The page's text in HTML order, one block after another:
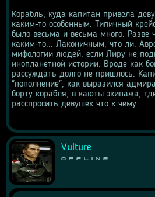
Корабль, куда капитан привела
каким-то особенным. Типичный
было весьма и весьма много. Разве
каким-то... Лаконичным, что ли.
мифологии людей, если Лиру не
инопланетной истории. Вроде как
рассуждать долго не пришлось.
"пополнение", как выразился
борту корабля, в каюты экипажа,
расспросить девушек что к чему.
Vulture
Offline